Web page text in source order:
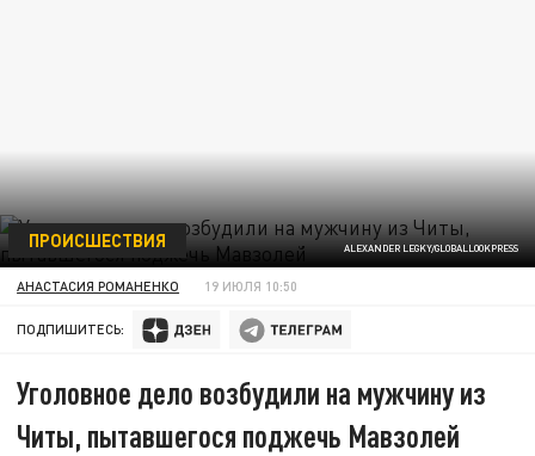
ALEXANDER LEGKY/GLOBALLOOKPRESS
ПРОИСШЕСТВИЯ
АНАСТАСИЯ РОМАНЕНКО 19 ИЮЛЯ 10:50
ПОДПИШИТЕСЬ:
Уголовное дело возбудили на мужчину из
Читы, пытавшегося поджечь Мавзолей